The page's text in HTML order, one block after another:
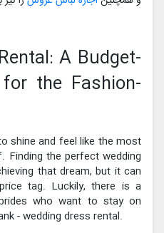
A Budget-
the Fashion-
shine and feel like the most
Finding the perfect wedding
that dream, but it can
tag. Luckily, there is a
who want to stay on
- wedding dress rental.